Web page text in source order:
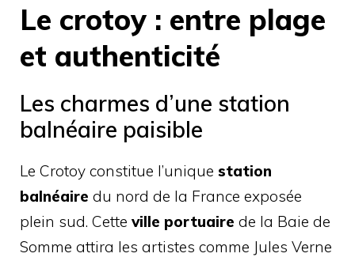
Le crotoy : entre plage
et authenticité
Les charmes d’une station
balnéaire paisible
Le Crotoy constitue l’unique station
balnéaire du nord de la France exposée
plein sud. Cette ville portuaire de la Baie de
Somme attira les artistes comme Jules Verne